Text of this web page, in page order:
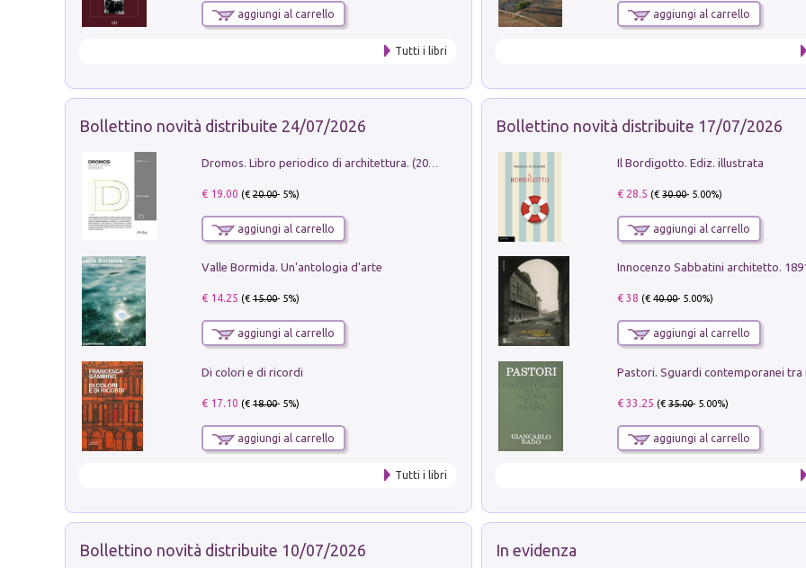
aggiungi al carrello
Tutti i libri
aggiungi al carrello
Bollettino novità distribuite 24/07/2026
Dromos. Libro periodico di architettura. (2026). Vol. 15: Post-model
€ 19.00 (€20.00- 5%)
aggiungi al carrello
Valle Bormida. Un'antologia d'arte
€ 14.25 (€15.00- 5%)
aggiungi al carrello
Di colori e di ricordi
€ 17.10 (€18.00- 5%)
aggiungi al carrello
Tutti i libri
Bollettino novità distribuite 17/07/2026
Il Bordigotto. Ediz. illustrata
€ 28.5 (€30.00- 5.00%)
aggiungi al carrello
Innocenzo Sabbatini architetto.
€ 38 (€40.00- 5.00%)
aggiungi al carrello
€ 33.25 (€35.00- 5.00%)
aggiungi al carrello
Bollettino novità distribuite 10/07/2026 In evidenza